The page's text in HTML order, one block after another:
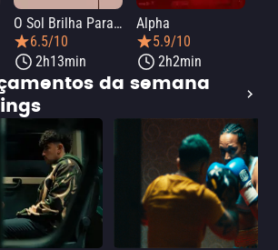
O Sol Brilha Para Todos
6.5/10
2h13min
Alpha
5.9/10
2h2min
da semana